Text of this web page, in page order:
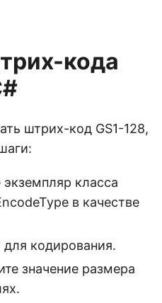
кода
штрих-код GS1-128,
класса
в качестве
для кодирования.
значение размера